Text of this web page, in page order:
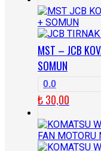
MST – JCB
SOMUN
0.0
₺30,00